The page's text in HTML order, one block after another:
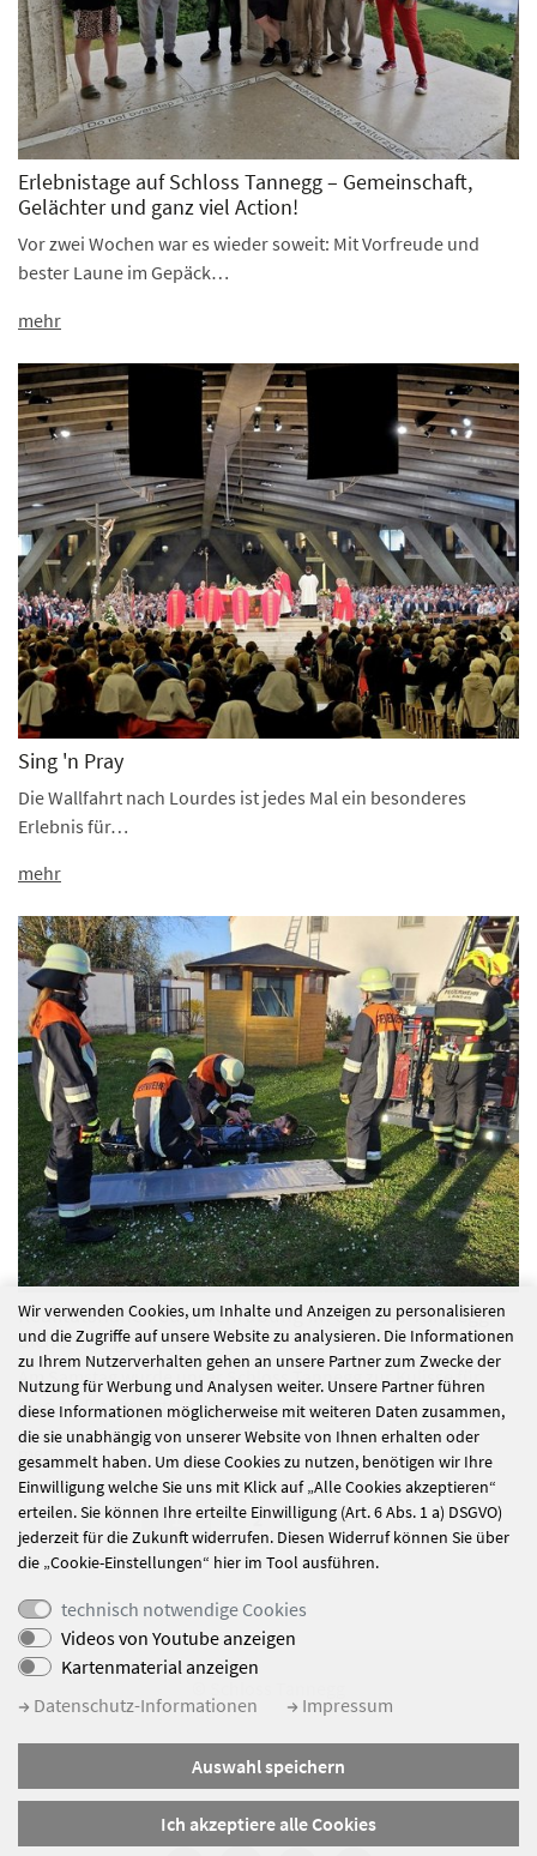
Erlebnistage auf Schloss Tannegg – Gemeinschaft,
Gelächter und ganz viel Action!
Vor zwei Wochen war es wieder soweit: Mit Vorfreude und
bester Laune im Gepäck…
mehr
Sing 'n Pray
Die Wallfahrt nach Lourdes ist jedes Mal ein besonderes
Erlebnis für…
mehr
Realitätsnahe Feuerwehrübung im Schloss Tannegg –
Sicherheit geht vor
Am Samstag wurde unser Schloss Tannegg zur Kulisse für
eine groß angelegte…
1 2 nächste
Datenschutz
Wir verwenden Cookies, um Inhalte und Anzeigen zu personalisieren
und die Zugriffe auf unsere Website zu analysieren. Die Informationen
zu Ihrem Nutzerverhalten gehen an unsere Partner zum Zwecke der
Nutzung für Werbung und Analysen weiter. Unsere Partner führen
diese Informationen möglicherweise mit weiteren Daten zusammen,
die sie unabhängig von unserer Website von Ihnen erhalten oder
gesammelt haben. Um diese Cookies zu nutzen, benötigen wir Ihre
Einwilligung welche Sie uns mit Klick auf „Alle Cookies akzeptieren“
erteilen. Sie können Ihre erteilte Einwilligung (Art. 6 Abs. 1 a) DSGVO)
jederzeit für die Zukunft widerrufen. Diesen Widerruf können Sie über
die „Cookie-Einstellungen“ hier im Tool ausführen.
technisch notwendige Cookies
Videos von Youtube anzeigen
Kartenmaterial anzeigen
Datenschutz-Informationen
Impressum
Auswahl speichern
Ich akzeptiere alle Cookies